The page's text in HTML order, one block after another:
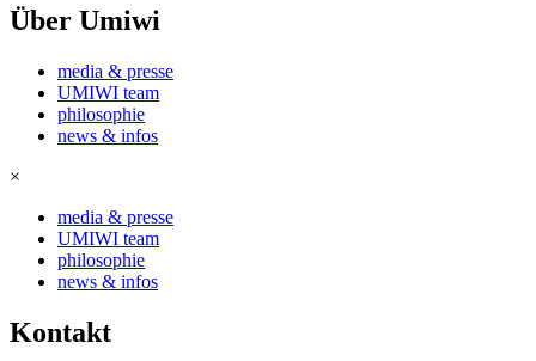
Über Umiwi
media & presse
UMIWI team
philosophie
news & infos
×
media & presse
UMIWI team
philosophie
news & infos
Kontakt